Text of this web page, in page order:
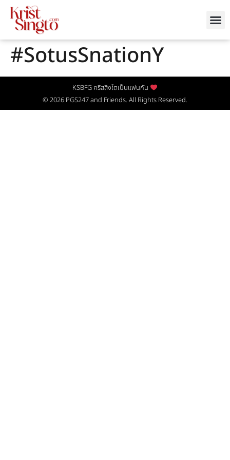
#SotusSnationY
KSBFG คริสสิงโตเป็นแฟนกัน
© 2026 PGS247and Friends. All Rights Reserved.